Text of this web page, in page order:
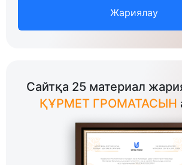
Жариялау
Сайтқа 25 материал
ҚҰРМЕТ ГРОМАТАСЫН